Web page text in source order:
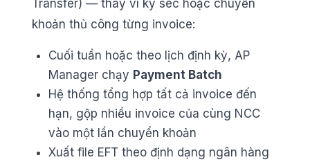
Transfer) — thay vì ký séc hoặc chuyển
khoản thủ công từng invoice:
Cuối tuần hoặc theo lịch định kỳ, AP
Manager chạy Payment Batch
Hệ thống tổng hợp tất cả invoice đến
hạn, gộp nhiều invoice của cùng NCC
vào một lần chuyển khoản
Xuất file EFT theo định dạng ngân hàng